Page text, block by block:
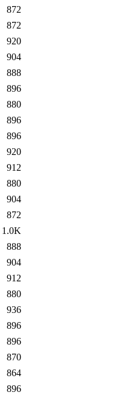
872
872
920
904
888
896
880
896
896
920
912
880
904
872
1.0K
888
904
912
880
936
896
896
870
864
896